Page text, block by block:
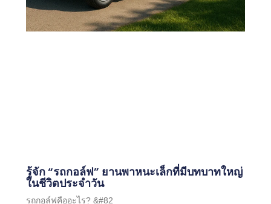
รู้จัก “รถกอล์ฟ” ยานพาหนะเล็กที่มีบทบาทใหญ่
ในชีวิตประจำวัน
รถกอล์ฟคืออะไร? &#82